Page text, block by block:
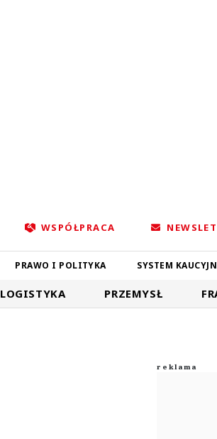
WSPÓŁPRACA
PRAWO I POLITYKA SYSTEM
LOGISTYKA PRZEMYSŁ